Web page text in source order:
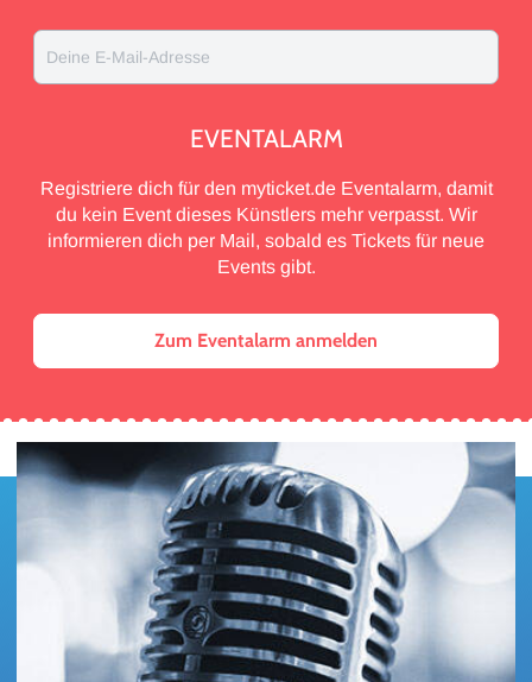
Deine E-Mail-Adresse
EVENTALARM
Registriere dich für den myticket.de Eventalarm, damit
du kein Event dieses Künstlers mehr verpasst. Wir
informieren dich per Mail, sobald es Tickets für neue
Events gibt.
Zum Eventalarm anmelden